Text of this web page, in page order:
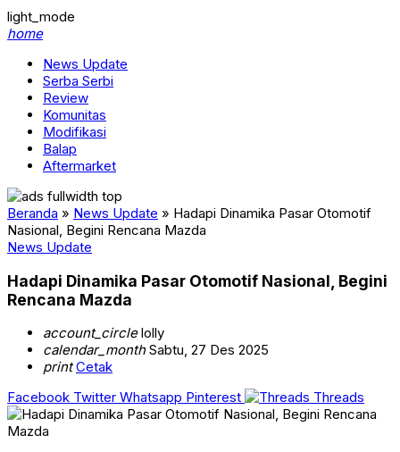
light_mode
home
News Update
Serba Serbi
Review
Komunitas
Modifikasi
Balap
Aftermarket
Beranda » News Update » Hadapi Dinamika Pasar Otomotif
Nasional, Begini Rencana Mazda
News Update
Hadapi Dinamika Pasar Otomotif Nasional, Begini
Rencana Mazda
account_circlelolly
calendar_monthSabtu, 27 Des 2025
print Cetak
Facebook Twitter Whatsapp Pinterest Threads